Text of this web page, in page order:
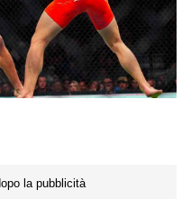
INTERVISTE
RUBRICHE